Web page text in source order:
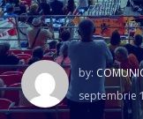
by:
septembrie